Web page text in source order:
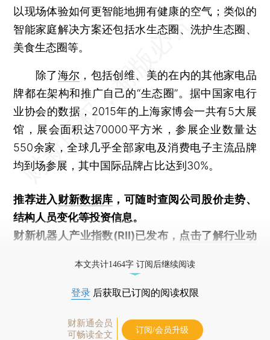
以现场体验如何更智能地拥有健康的空气；类似的
智能家庭解决方案还包括水生态圈、洗护生态圈、
美食生态圈等。
除了海尔 ，包括创维、美的在内的其他家电品
牌都在架构和推广自己的“生态圈”。据中国家电行
业协会的数据，2015年的上海家博会一共有5大展
馆，展会面积达70000平方米，参展企业数量达
550余家，全球几乎全部家电及消费电子主流品牌
均到场参展，其中国际品牌占比达到30%。
推荐进入财新数据库 ，可随时查阅公司股价走势、
结构人员变化等投资信息。
财新机器人产业指数(RII)已发布， 点击了解行业动
本文共计1464字 订阅后继续阅读
登录 后获取已订阅的阅读权限
财新通会员
可畅读全文
订阅/会员升级